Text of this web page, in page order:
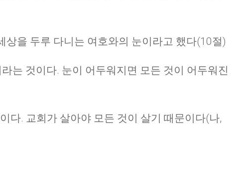
상을 두루 다니는 여호와의 눈이라고 했다(10절)
는 것이다. 눈이 어두워지면 모든 것이 어두워진
다. 교회가 살아야 모든 것이 살기 때문이다(나,
07/19/2026